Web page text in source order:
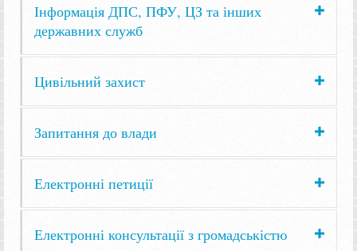
Інформація ДПС, ПФУ, ЦЗ та інших
державних служб
Цивільний захист
Запитання до влади
Електронні петиції
Електронні консультації з громадськістю